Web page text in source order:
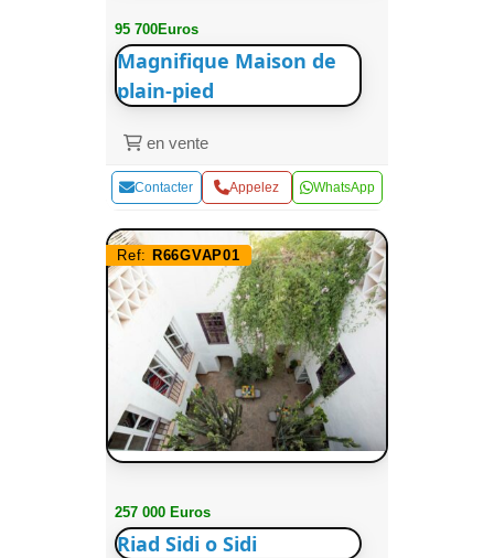
95 700Euros
Magnifique Maison de
plain-pied
en vente
Contacter Appelez WhatsApp
Ref: R66GVAP01
257 000 Euros
Riad Sidi o Sidi